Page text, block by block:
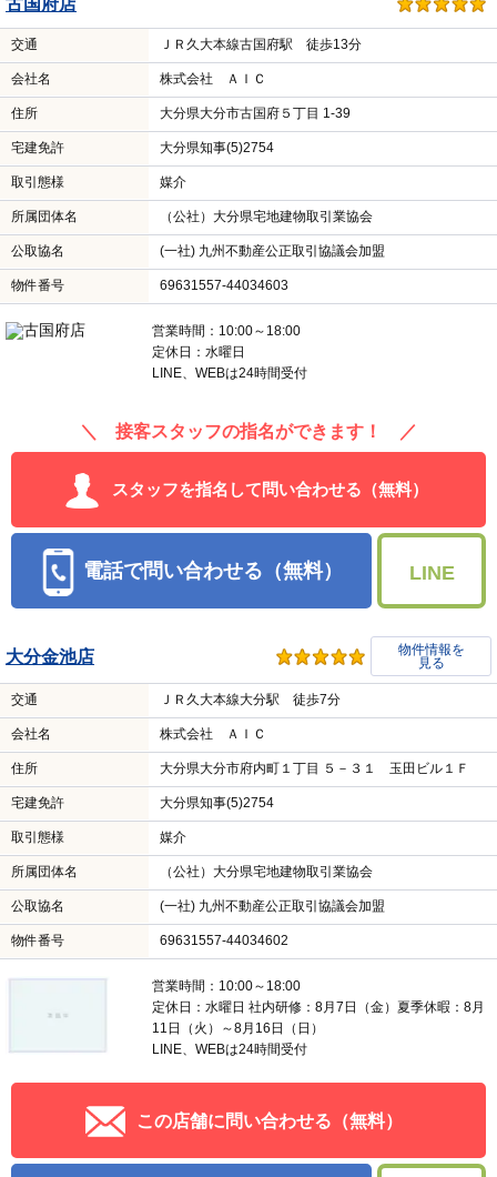
古国府店
交通 ＪＲ久大本線古国府駅 徒歩13分
会社名 株式会社 ＡＩＣ
住所 大分県大分市古国府５丁目 1-39
宅建免許 大分県知事(5)2754
取引態様 媒介
所属団体名 （公社）大分県宅地建物取引業協会
公取協名 (一社) 九州不動産公正取引協議会加盟
物件番号 69631557-44034603
営業時間：10:00～18:00
定休日：水曜日
LINE、WEBは24時間受付
＼ 接客スタッフの指名ができます！ ／
スタッフを指名して問い合わせる（無料）
電話で問い合わせる（無料） LINE
大分金池店
物件情報を
見る
交通 ＪＲ久大本線大分駅 徒歩7分
会社名 株式会社 ＡＩＣ
住所 大分県大分市府内町１丁目 ５－３１ 玉田ビル１Ｆ
宅建免許 大分県知事(5)2754
取引態様 媒介
所属団体名 （公社）大分県宅地建物取引業協会
公取協名 (一社) 九州不動産公正取引協議会加盟
物件番号 69631557-44034602
営業時間：10:00～18:00
定休日：水曜日 社内研修：8月7日（金）夏季休暇：8月
11日（火）～8月16日（日）
LINE、WEBは24時間受付
この店舗に問い合わせる（無料）